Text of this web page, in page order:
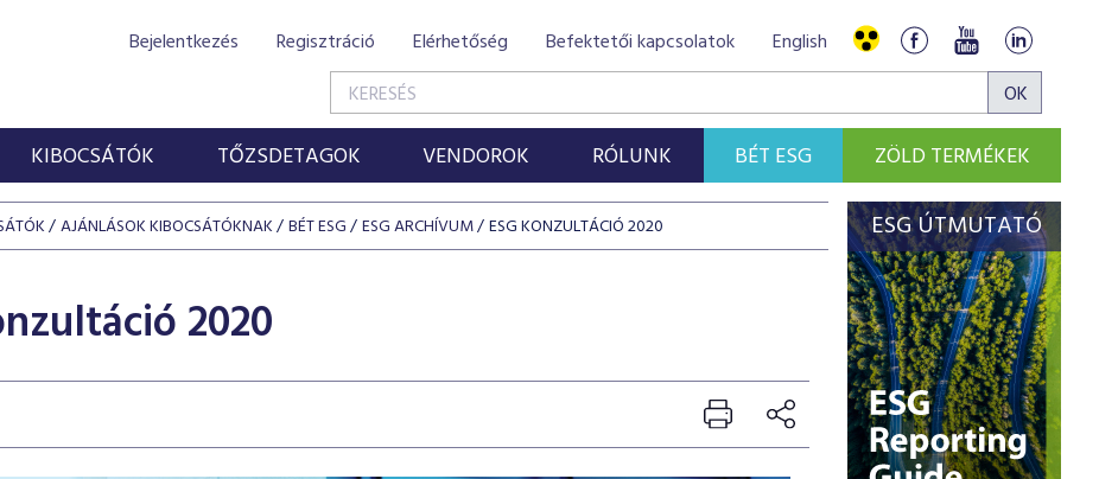
Bejelentkezés Regisztráció Elérhetőség Befektetői kapcsolatok English
KIBOCSÁTÓK TŐZSDETAGOK VENDOROK RÓLUNK BÉT ESG ZÖLD TERMÉKEK
AJÁNLÁSOK KIBOCSÁTÓKNAK BÉT ESG ESG ARCHÍVUM ESG KONZULTÁCIÓ 2020
2020
ESG ÚTMUTATÓ